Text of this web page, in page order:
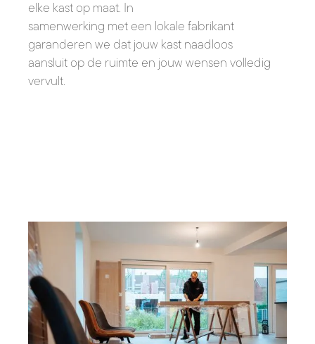
elke kast op maat. In
samenwerking met een lokale fabrikant
garanderen we dat jouw kast naadloos
aansluit op de ruimte en jouw wensen volledig
vervult.